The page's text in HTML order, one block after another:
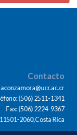
Contacto
(506) 2511-1341
Fax: (506) 2224-9367
2060,Costa Rica